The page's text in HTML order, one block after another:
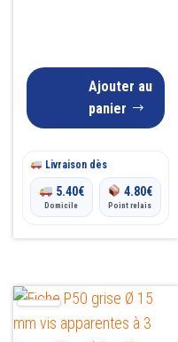
Ajouter au
panier
Livraison dès
5.40€
Domicile
4.80€
Point relais